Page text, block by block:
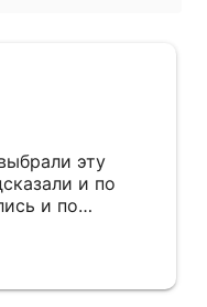
эту
и по
на все
и аккуратно,
С утра до